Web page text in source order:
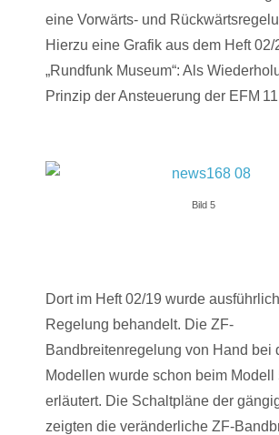
eine Vorwärts- und
Hierzu eine Grafik aus dem Heft 02/
„Rundfunk Museum“: Als
Prinzip der Ansteuerung der EFM
Bild 5
Dort im Heft 02/19 wurde
Regelung behandelt. Die ZF-
Bandbreitenregelung von Hand bei
Modellen wurde schon beim Modell
erläutert. Die Schaltpläne der
zeigten die veränderliche ZF-